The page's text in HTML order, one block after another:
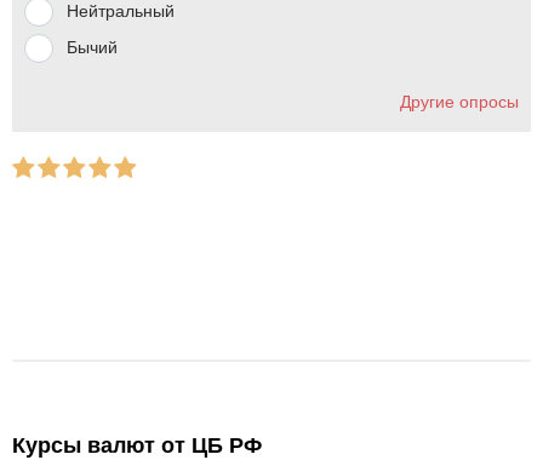
Нейтральный
Бычий
Другие опросы
Курсы валют от ЦБ РФ